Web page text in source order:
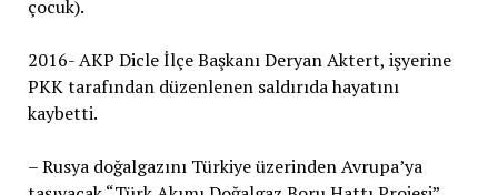
çocuk).
2016- AKP Dicle İlçe Başkanı Deryan Aktert, işyerine
PKK tarafından düzenlenen saldırıda hayatını
kaybetti.
– Rusya doğalgazını Türkiye üzerinden Avrupa’ya